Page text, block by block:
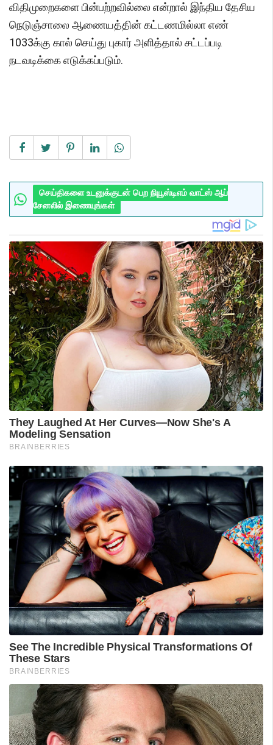
விதிமுறைகளை பின்பற்றவில்லை என்றால் இந்திய தேசிய
நெடுஞ்சாலை ஆணையத்தின் கட்டணமில்லா எண்
1033க்கு கால் செய்து புகார் அளித்தால் சட்டப்படி
நடவடிக்கை எடுக்கப்படும்.
செய்திகளை உடனுக்குடன் பெற நியூஸ்டிஎம் வாட்ஸ் ஆப்
சேனலில் இணையுங்கள்